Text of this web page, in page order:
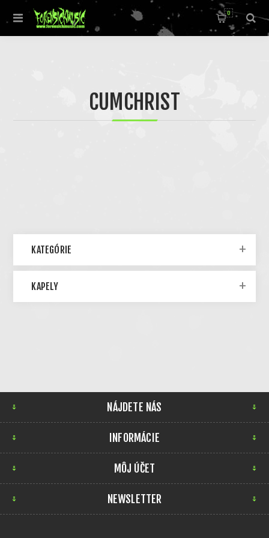
0
CUMCHRIST
KATEGÓRIE
KAPELY
NÁJDETE NÁS
INFORMÁCIE
MÔJ ÚČET
NEWSLETTER